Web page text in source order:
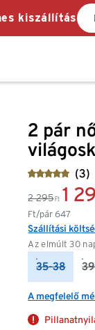
kiszállítás
2 pár
(3)
2 295 Ft 1
Ft/pár647
Az elmúlt 30
Szállítási
35-38
A megfelelő